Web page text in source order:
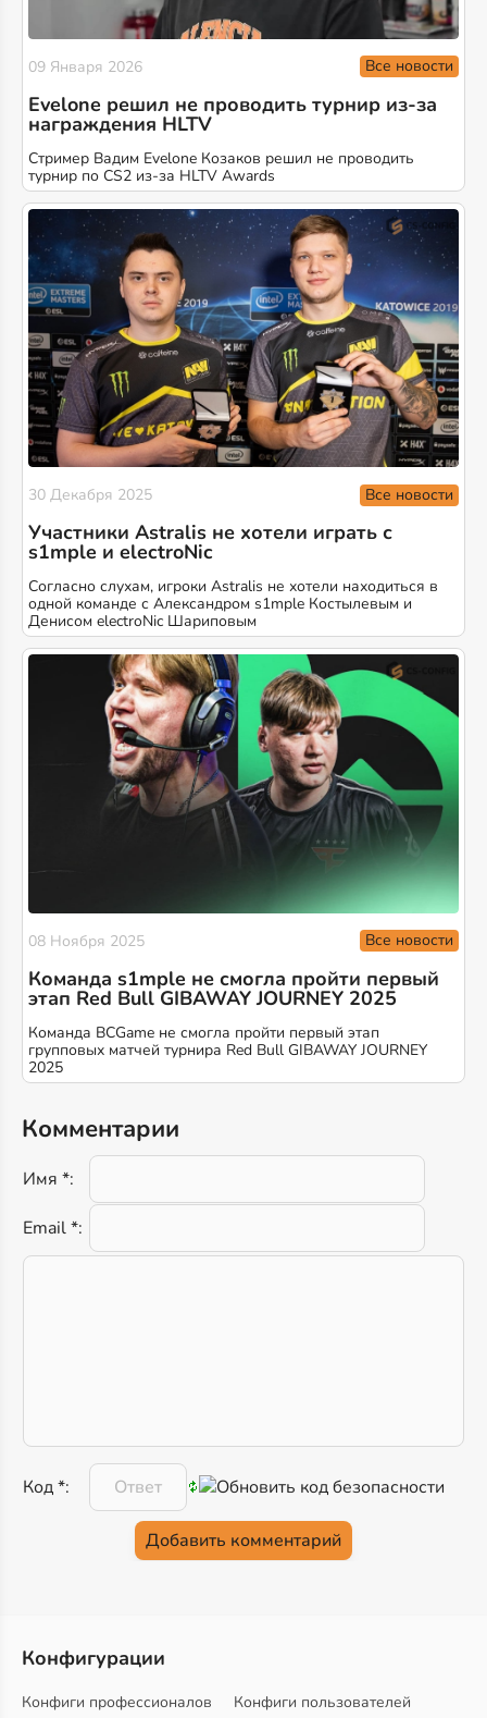
09 Января 2026 Все новости
Evelone решил не проводить турнир из-за
награждения HLTV
Стример Вадим Evelone Козаков решил не проводить
турнир по CS2 из-за HLTV Awards
30 Декабря 2025 Все новости
Участники Astralis не хотели играть с
s1mple и electroNic
Согласно слухам, игроки Astralis не хотели находиться в
одной команде с Александром s1mple Костылевым и
Денисом electroNic Шариповым
08 Ноября 2025 Все новости
Команда s1mple не смогла пройти первый
этап Red Bull GIBAWAY JOURNEY 2025
Команда BCGame не смогла пройти первый этап
групповых матчей турнира Red Bull GIBAWAY JOURNEY
2025
Комментарии
Имя *:
Email *:
Код *:
Конфигурации
Конфиги профессионалов
Конфиги пользователей